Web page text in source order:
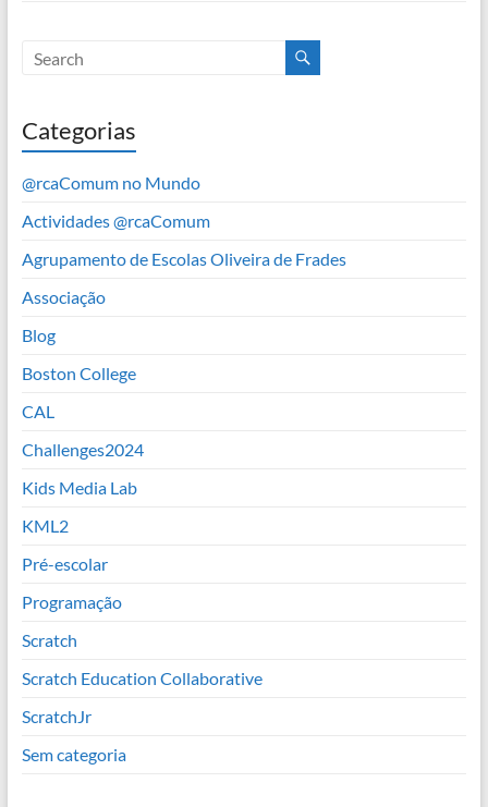
Categorias
@rcaComum no Mundo
Actividades @rcaComum
Agrupamento de Escolas Oliveira de Frades
Associação
Blog
Boston College
CAL
Challenges2024
Kids Media Lab
KML2
Pré-escolar
Programação
Scratch
Scratch Education Collaborative
ScratchJr
Sem categoria